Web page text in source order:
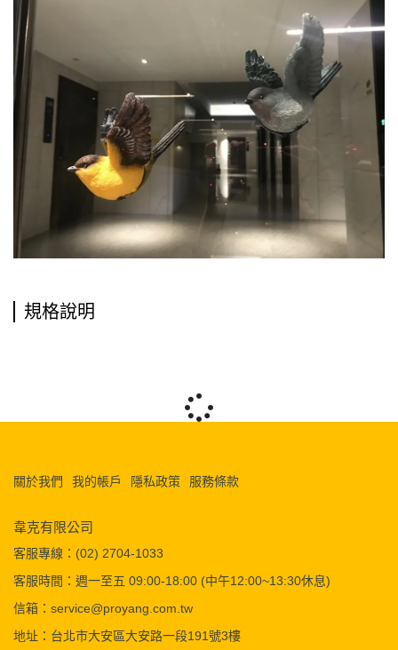
規格說明
關於我們 我的帳戶 隱私政策 服務條款
韋克有限公司
客服專線：(02) 2704-1033
客服時間：週一至五 09:00-18:00 (中午12:00~13:30休息)
信箱：service@proyang.com.tw
地址：台北市大安區大安路一段191號3樓